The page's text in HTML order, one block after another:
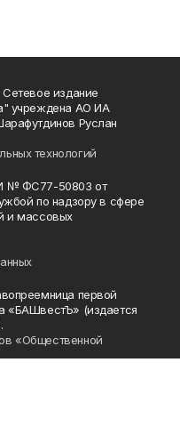
издание
учреждена АО ИА
Руслан
технологий
№ ФС77-50803 от
по надзору в сфере
и массовых
первой
«БАШвестЪ» (издается
«Общественной